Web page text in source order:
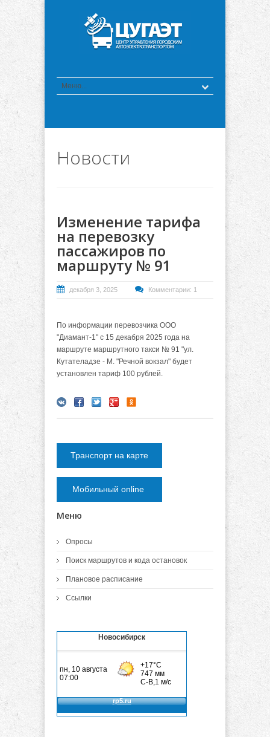
Новости
Изменение тарифа
на перевозку
пассажиров по
маршруту № 91
декабря 3, 2025 Комментарии: 1
По информации перевозчика ООО
"Диамант-1" с 15 декабря 2025 года на
маршруте маршрутного такси № 91 "ул.
Кутателадзе - М. "Речной вокзал" будет
установлен тариф 100 рублей.
Транспорт на карте
Мобильный online
Меню
Опросы
Поиск маршрутов и кода остановок
Плановое расписание
Ссылки
Новосибирск